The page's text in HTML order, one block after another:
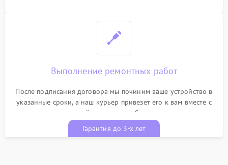
Выполнение ремонтных работ
После подписания договора мы починим ваше устройство в
указанные сроки, а наш курьер привезет его к вам вместе с
гарантийным талоном бесплатно
Гарантия до 3-х лет